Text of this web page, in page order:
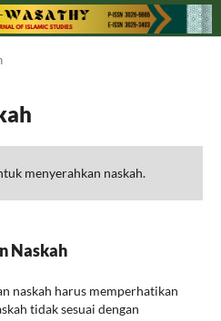
menyerahkan naskah.
Naskah
naskah harus memperhatikan
tidak sesuai dengan